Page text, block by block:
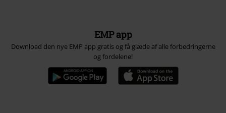
EMP app
Download den nye EMP app gratis og få glæde af alle forbedringerne
og fordelene!